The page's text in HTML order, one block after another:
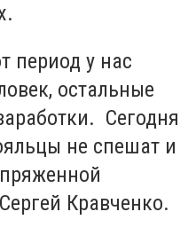
период у нас
остальные
Сегодня
не спешат и
Кравченко.